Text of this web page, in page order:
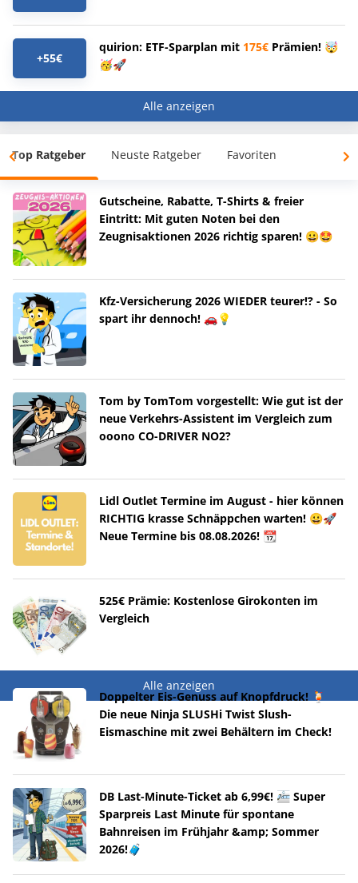
+55€
quirion: ETF-Sparplan mit 175€ Prämien! 🤯
🥳🚀
Alle anzeigen
Top Ratgeber Neuste Ratgeber Favoriten
Gutscheine, Rabatte, T-Shirts & freier
Eintritt: Mit guten Noten bei den
Zeugnisaktionen 2026 richtig sparen! 😀🤩
Kfz-Versicherung 2026 WIEDER teurer!? - So
spart ihr dennoch! 🚗💡
Tom by TomTom vorgestellt: Wie gut ist der
neue Verkehrs-Assistent im Vergleich zum
ooono CO-DRIVER NO2?
Lidl Outlet Termine im August - hier können
RICHTIG krasse Schnäppchen warten! 😀🚀
Neue Termine bis 08.08.2026! 📆
525€ Prämie: Kostenlose Girokonten im
Vergleich
Alle anzeigen
Doppelter Eis-Genuss auf Knopfdruck! 🍹
Die neue Ninja SLUSHi Twist Slush-
Eismaschine mit zwei Behältern im Check!
DB Last-Minute-Ticket ab 6,99€! 🚈 Super
Sparpreis Last Minute für spontane
Bahnreisen im Frühjahr &amp; Sommer
2026!🧳